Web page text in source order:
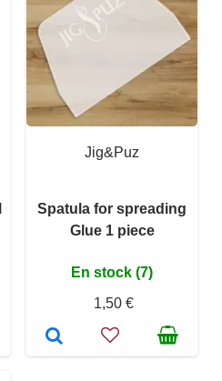
Jig&Puz
Spatula for spreading
Glue 1 piece
En stock (7)
1,50 €